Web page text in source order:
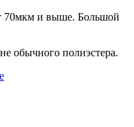
70мкм и выше. Большой
обычного полиэстера.